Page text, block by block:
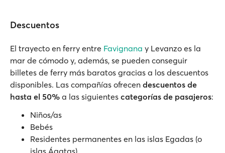
Descuentos
El trayecto en ferry entre Favignana y Levanzo es la
mar de cómodo y, además, se pueden conseguir
billetes de ferry más baratos gracias a los descuentos
disponibles. Las compañías ofrecen descuentos de
hasta el 50% a las siguientes categorías de pasajeros:
Niños/as
Bebés
Residentes permanentes en las islas Egadas (o
islas Ágatas)